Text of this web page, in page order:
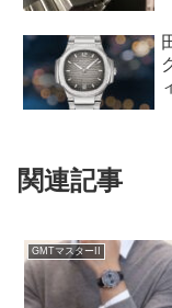
関連記事
GMTマスターII